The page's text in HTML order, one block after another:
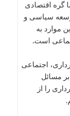
اقتصادی
سیاسی و
موارد به
است.
اجتماعی
مسائل
را از